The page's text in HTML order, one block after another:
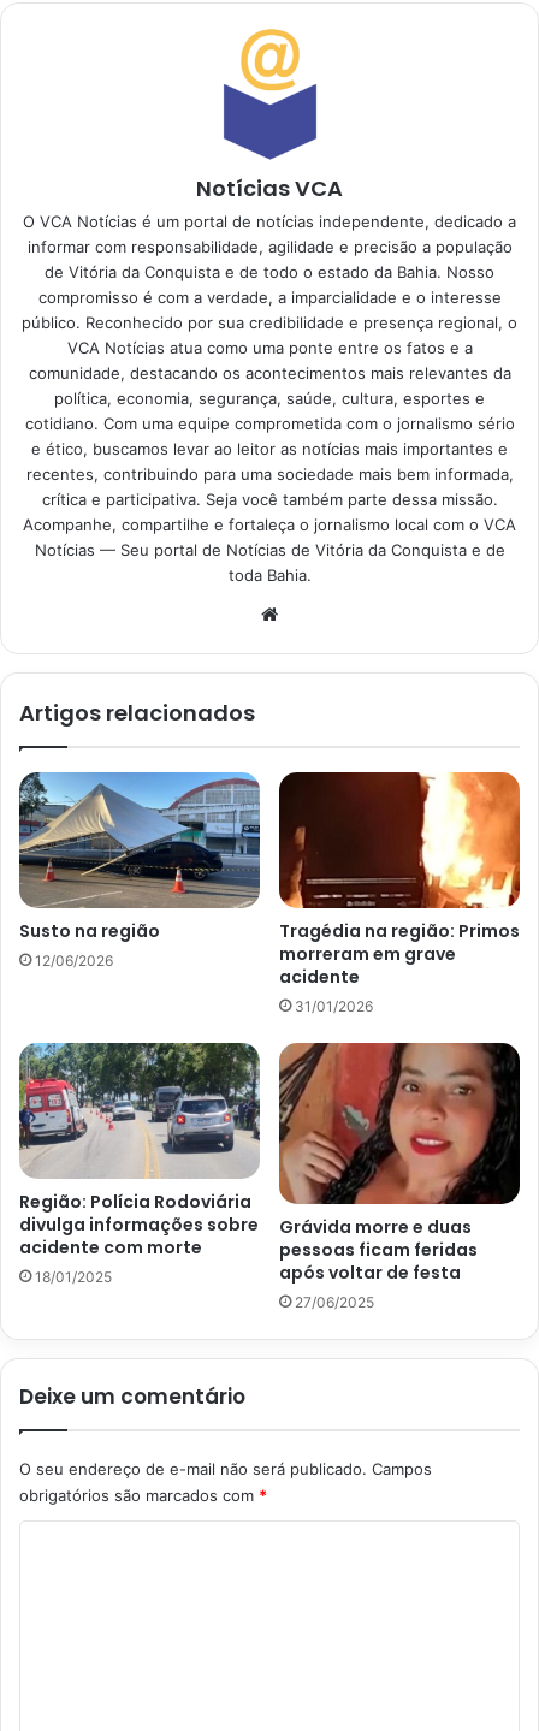
Notícias VCA
O VCA Notícias é um portal de notícias independente, dedicado a
informar com responsabilidade, agilidade e precisão a população
de Vitória da Conquista e de todo o estado da Bahia. Nosso
compromisso é com a verdade, a imparcialidade e o interesse
público. Reconhecido por sua credibilidade e presença regional, o
VCA Notícias atua como uma ponte entre os fatos e a
comunidade, destacando os acontecimentos mais relevantes da
política, economia, segurança, saúde, cultura, esportes e
cotidiano. Com uma equipe comprometida com o jornalismo sério
e ético, buscamos levar ao leitor as notícias mais importantes e
recentes, contribuindo para uma sociedade mais bem informada,
crítica e participativa. Seja você também parte dessa missão.
Acompanhe, compartilhe e fortaleça o jornalismo local com o VCA
Notícias — Seu portal de Notícias de Vitória da Conquista e de
toda Bahia.
Artigos relacionados
Susto na região
12/06/2026
Tragédia na região: Primos
morreram em grave
acidente
31/01/2026
Região: Polícia Rodoviária
divulga informações sobre
acidente com morte
18/01/2025
Grávida morre e duas
pessoas ficam feridas
após voltar de festa
27/06/2025
Deixe um comentário
O seu endereço de e-mail não será publicado. Campos
obrigatórios são marcados com *